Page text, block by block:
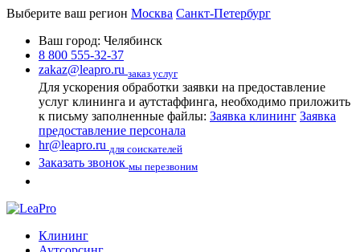
Выберите ваш регион Москва Санкт-Петербург
Ваш город: Челябинск
8 800 555-32-37
zakaz@leapro.ru заказ услуг
Для ускорения обработки заявки на предоставление
услуг клининга и аутстаффинга, необходимо приложить
к письму заполненные файлы: Заявка клининг Заявка
предоставление персонала
hr@leapro.ru для соискателей
Заказать звонок мы перезвоним
Клининг